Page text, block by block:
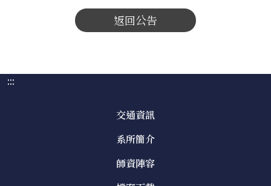
返回公告
:::
交通資訊
系所簡介
師資陣容